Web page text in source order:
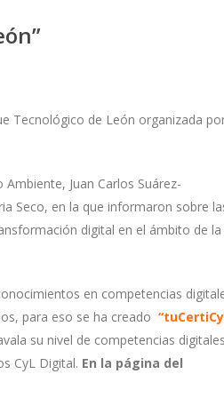
Tecnológico de León organizada
Juan Carlos Suárez-
Seco, en la que informaron sobre
digital en el ámbito de la
en competencias
para eso se ha creado
su nivel de competencias
CyL Digital. En la página del